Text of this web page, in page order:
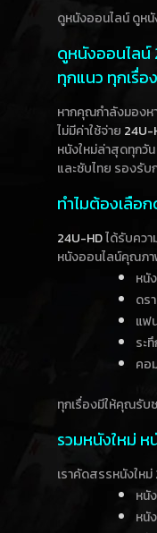
ดูหนังออนไลน์ ดูหนั
ดูหนังออนไลน์
ทุกแนว ทุกเรื่อง
หากคุณกำลังมองห
ไม่มีค่าใช้จ่าย 24U-
หนังใหม่ล่าสุดทุก
และซับไทย รองรั
ทำไมต้องเลือ
24U-HDได้รับคว
หนังออนไลน์คุณภา
หนั
ดร
แฟ
ระ
คอ
ทุกเรื่องมีให้คุณรั
รวมหนังใหม่
เราคัดสรรหนังใหม่
หนั
หนั